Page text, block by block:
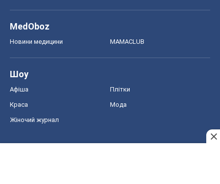
MedOboz
Новини медицини MAMACLUB
Шоу
Афіша Плітки
Краса Мода
Жіночий журнал